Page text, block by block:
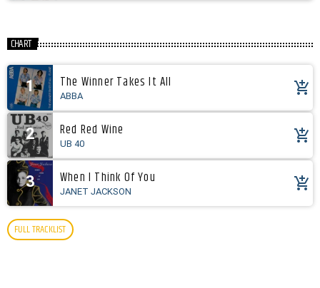
CHART
1 The Winner Takes It All
ABBA add_shopping_cart
2 Red Red Wine
UB 40 add_shopping_cart
3 When I Think Of You
JANET JACKSON add_shopping_cart
FULL TRACKLIST